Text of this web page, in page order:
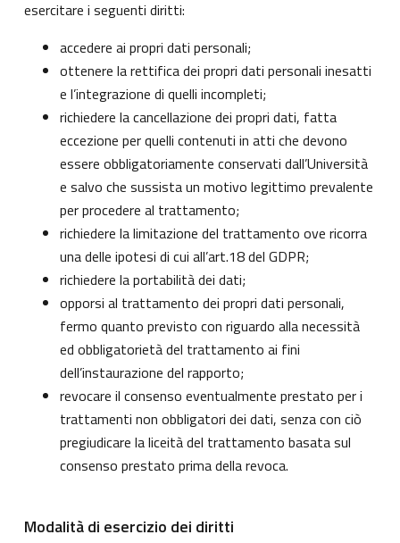
esercitare i seguenti diritti:
accedere ai propri dati personali;
ottenere la rettifica dei propri dati personali inesatti
e l’integrazione di quelli incompleti;
richiedere la cancellazione dei propri dati, fatta
eccezione per quelli contenuti in atti che devono
essere obbligatoriamente conservati dall’Università
e salvo che sussista un motivo legittimo prevalente
per procedere al trattamento;
richiedere la limitazione del trattamento ove ricorra
una delle ipotesi di cui all’art.18 del GDPR;
richiedere la portabilità dei dati;
opporsi al trattamento dei propri dati personali,
fermo quanto previsto con riguardo alla necessità
ed obbligatorietà del trattamento ai fini
dell’instaurazione del rapporto;
revocare il consenso eventualmente prestato per i
trattamenti non obbligatori dei dati, senza con ciò
pregiudicare la liceità del trattamento basata sul
consenso prestato prima della revoca.
Modalità di esercizio dei diritti